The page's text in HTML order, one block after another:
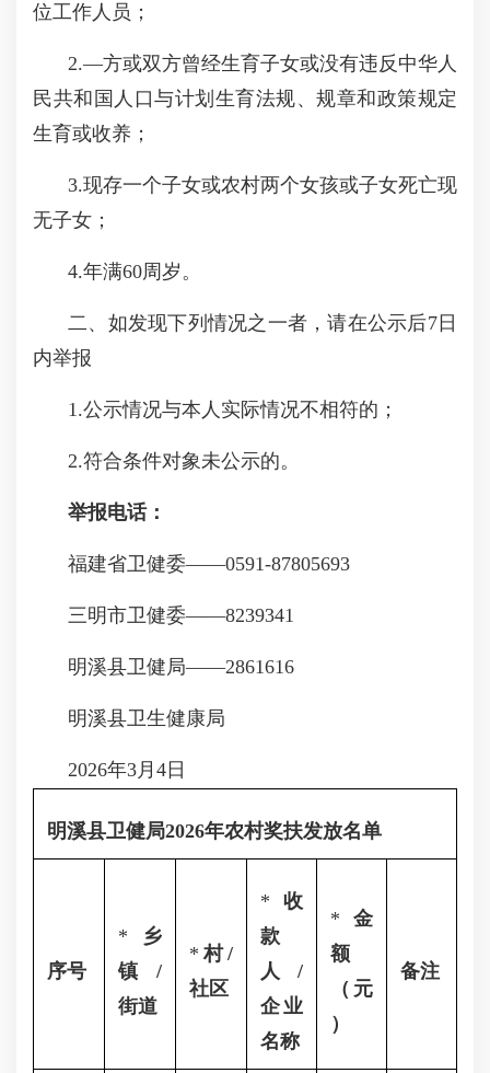
位工作人员；
2.—方或双方曾经生育子女或没有违反中华人
民共和国人口与计划生育法规、规章和政策规定
生育或收养；
3.现存一个子女或农村两个女孩或子女死亡现
无子女；
4.年满60周岁。
二、如发现下列情况之一者，请在公示后7日
内举报
1.公示情况与本人实际情况不相符的；
2.符合条件对象未公示的。
举报电话：
福建省卫健委——0591-87805693
三明市卫健委——8239341
明溪县卫健局——2861616
明溪县卫生健康局
2026年3月4日
明溪县卫健局2026年农村奖扶发放名单
序号
* 乡
镇/
街道
* 村/
社区
* 收
款
人/
企业
名称
* 金
额
（元
）
备注